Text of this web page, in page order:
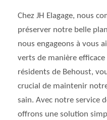
Chez JH Elagage, nous
préserver notre belle
nous engageons à vous
verts de manière
résidents de Behoust,
crucial de maintenir
sain. Avec notre service
offrons une solution